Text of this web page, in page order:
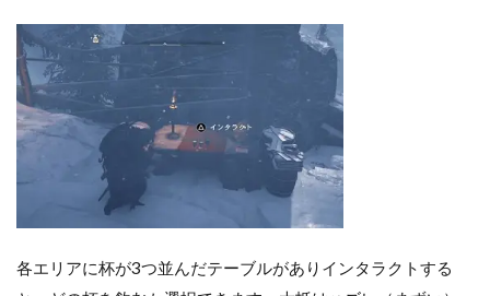
各エリアに杯が3つ並んだテーブルがありインタラクトする